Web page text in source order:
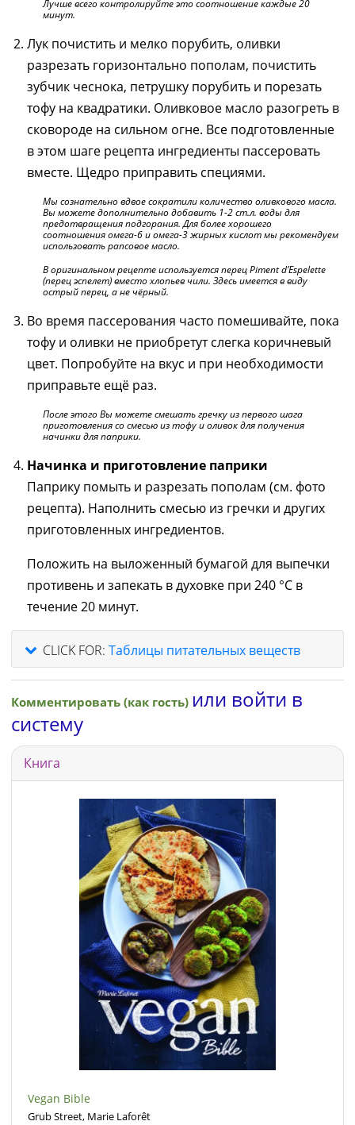
Лучше всего контролируйте это соотношение каждые 20
минут.
Лук почистить и мелко порубить, оливки
разрезать горизонтально пополам, почистить
зубчик чеснока, петрушку порубить и порезать
тофу на квадратики. Оливковое масло разогреть в
сковороде на сильном огне. Все подготовленные
в этом шаге рецепта ингредиенты пассеровать
вместе. Щедро приправить специями.
Мы сознательно вдвое сократили количество оливкового масла.
Вы можете дополнительно добавить 1-2 ст.л. воды для
предотвращения подгорания. Для более хорошего
соотношения омега-6 и омега-3 жирных кислот мы рекомендуем
использовать рапсовое масло.
В оригинальном рецепте используется перец Piment d’Espelette
(перец эспелет) вместо хлопьев чили. Здесь имеется в виду
острый перец, а не чёрный.
Во время пассерования часто помешивайте, пока
тофу и оливки не приобретут слегка коричневый
цвет. Попробуйте на вкус и при необходимости
приправьте ещё раз.
После этого Вы можете смешать гречку из первого шага
приготовления со смесью из тофу и оливок для получения
начинки для паприки.
Начинка и приготовление паприки
Паприку помыть и разрезать пополам (см. фото
рецепта). Наполнить смесью из гречки и других
приготовленных ингредиентов.
Положить на выложенный бумагой для выпечки
противень и запекать в духовке при 240 °C в
течение 20 минут.
CLICK FOR: Таблицы питательных веществ
Комментировать (как гость) или войти в
систему
Книга
Vegan Bible
Grub Street, Marie Laforêt